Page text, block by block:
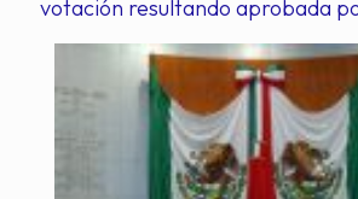
votación resultando aprobada